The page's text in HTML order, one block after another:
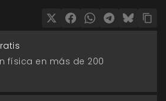
física en más de 200